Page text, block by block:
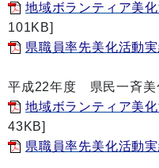
地域ボランティア美
101KB]
県職員率先美化活動
平成22年度 県民一斉美
地域ボランティア美
43KB]
県職員率先美化活動